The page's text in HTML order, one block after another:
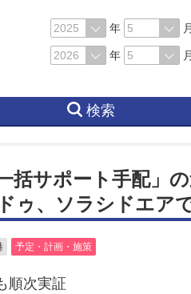
年 月
年
月
検索
サポート手配」
ゥ、ソラシドエア
予定・計画・施策
順次実証